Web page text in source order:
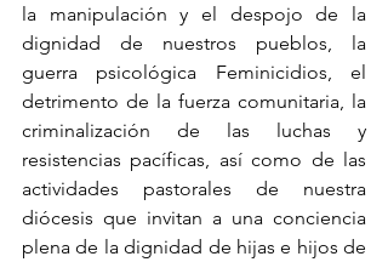
la manipulación y el despojo de la
dignidad de nuestros pueblos, la
guerra psicológica Feminicidios, el
detrimento de la fuerza comunitaria, la
criminalización de las luchas y
resistencias pacíficas, así como de las
actividades pastorales de nuestra
diócesis que invitan a una conciencia
plena de la dignidad de hijas e hijos de